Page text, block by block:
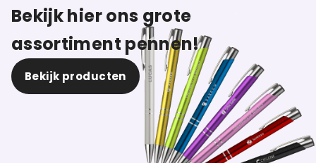
Bekijk hier ons grote
assortiment pennen!
Bekijk producten